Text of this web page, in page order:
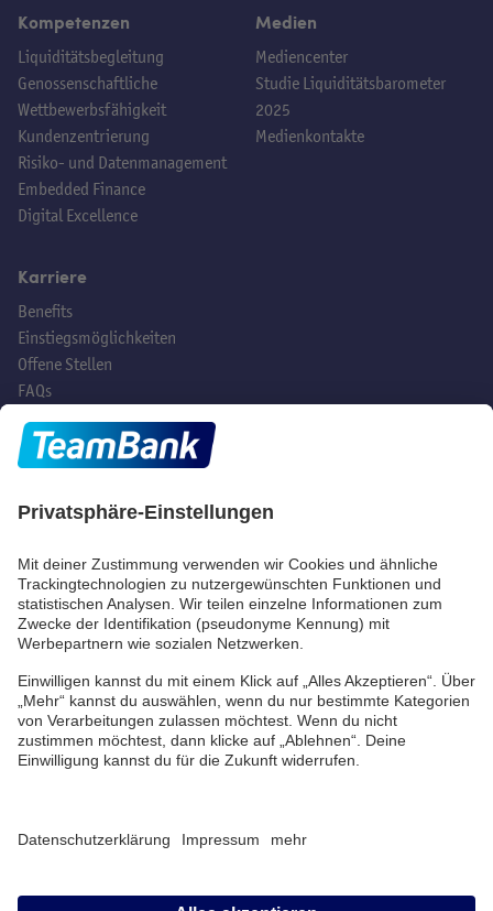
Kompetenzen
Liquiditätsbegleitung
Genossenschaftliche
Wettbewerbsfähigkeit
Kundenzentrierung
Risiko- und Datenmanagement
Embedded Finance
Digital Excellence
Medien
Mediencenter
Studie Liquiditätsbarometer
2025
Medienkontakte
Karriere
Benefits
Einstiegsmöglichkeiten
Offene Stellen
FAQs
Hast du noch Fragen?
Beuthener Str. 25
Telefon:+49 (0) 911/53 90-
2000
E-Mail:info@teambank.de
Beschwerde
Datenschutz
Impressum
Barrierefreiheitserklärung